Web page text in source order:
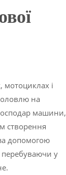
мотоциклах і
на
машини,
створення
допомогою
у